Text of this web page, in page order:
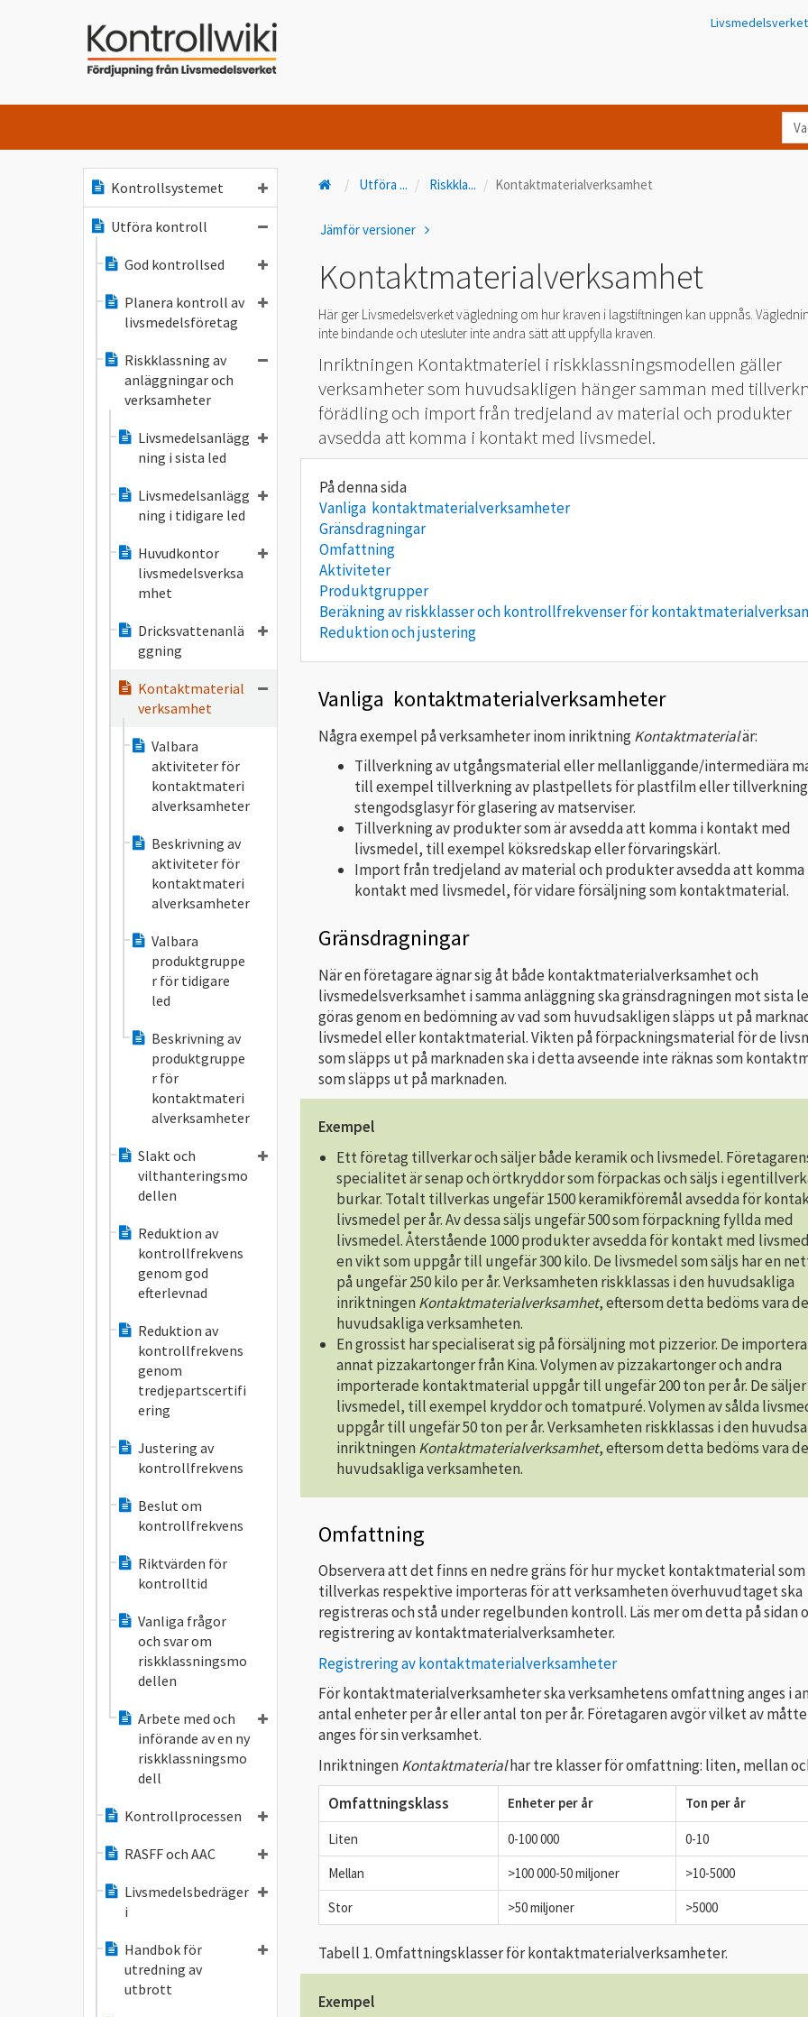
Livsmedelsverket
Vad
Kontrollsystemet
Utföra kontroll
God kontrollsed
Planera kontroll av
livsmedelsföretag
Riskklassning av
anläggningar och
verksamheter
Livsmedelsanlägg
ning i sista led
Livsmedelsanlägg
ning i tidigare led
Huvudkontor
livsmedelsverksa
mhet
Dricksvattenanlä
ggning
Kontaktmaterial
verksamhet
Valbara
aktiviteter för
kontaktmateri
alverksamheter
Beskrivning av
aktiviteter för
kontaktmateri
alverksamheter
Valbara
produktgruppe
r för tidigare
led
Beskrivning av
produktgruppe
r för
kontaktmateri
alverksamheter
Slakt och
vilthanteringsmo
dellen
Reduktion av
kontrollfrekvens
genom god
efterlevnad
Reduktion av
kontrollfrekvens
genom
tredjepartscertifi
ering
Justering av
kontrollfrekvens
Beslut om
kontrollfrekvens
Riktvärden för
kontrolltid
Vanliga frågor
och svar om
riskklassningsmo
dellen
Arbete med och
införande av en ny
riskklassningsmo
dell
Kontrollprocessen
RASFF och AAC
Livsmedelsbedräger
i
Handbok för
utredning av
utbrott
Utföra... Riskkla... Kontaktmaterialverksamhet
Jämför versioner
Kontaktmaterialverksamhet
Här ger Livsmedelsverket vägledning om hur kraven i lagstiftningen kan uppnås.
inte bindande och utesluter inte andra sätt att uppfylla kraven.
Inriktningen Kontaktmateriel i riskklassningsmodellen gäller
verksamheter som huvudsakligen hänger samman med
förädling och import från tredjeland av material och produkter
avsedda att komma i kontakt med livsmedel.
Vanliga kontaktmaterialverksamheter
Gränsdragningar
Omfattning
Aktiviteter
Produktgrupper
Beräkning av riskklasser och kontrollfrekvenser för
Reduktion och justering
Vanliga kontaktmaterialverksamheter
Några exempel på verksamheter inom inriktningKontaktmaterialär:
Tillverkning av utgångsmaterial eller mellanliggande/intermediära
till exempel tillverkning av plastpellets för plastfilm eller
stengodsglasyr för glasering av matserviser.
Tillverkning av produkter som är avsedda att komma i kontakt med
livsmedel, till exempel köksredskap eller förvaringskärl.
Import från tredjeland av material och produkter avsedda att komma
kontakt med livsmedel, för vidare försäljning som kontaktmaterial.
Gränsdragningar
När en företagare ägnar sig åt både kontaktmaterialverksamhet och
livsmedelsverksamhet i samma anläggning ska gränsdragningen mot sista
göras genom en bedömning av vad som huvudsakligen släpps ut på
livsmedel eller kontaktmaterial. Vikten på förpackningsmaterial för de
som släpps ut på marknaden ska i detta avseende inte räknas som
som släpps ut på marknaden.
Exempel
Ett företag tillverkar och säljer både keramik och livsmedel.
specialitet är senap och örtkryddor som förpackas och säljs i
burkar. Totalt tillverkas ungefär 1500 keramikföremål avsedda för
livsmedel per år. Av dessa säljs ungefär 500 som förpackning fyllda med
livsmedel. Återstående 1000 produkter avsedda för kontakt med
en vikt som uppgår till ungefär 300 kilo. De livsmedel som säljs har en
på ungefär 250 kilo per år. Verksamheten riskklassas i den huvudsakliga
inriktningen Kontaktmaterialverksamhet, eftersom detta bedöms vara
huvudsakliga verksamheten.
En grossist har specialiserat sig på försäljning mot pizzerior. De
annat pizzakartonger från Kina. Volymen av pizzakartonger och andra
importerade kontaktmaterial uppgår till ungefär 200 ton per år. De säljer
livsmedel, till exempel kryddor och tomatpuré. Volymen av sålda
uppgår till ungefär 50 ton per år. Verksamheten riskklassas i den
inriktningen Kontaktmaterialverksamhet, eftersom detta bedöms vara
huvudsakliga verksamheten.
Omfattning
Observera att det finns en nedre gräns för hur mycket kontaktmaterial som
tillverkas respektive importeras för att verksamheten överhuvudtaget ska
registreras och stå under regelbunden kontroll. Läs mer om detta på sidan
registrering av kontaktmaterialverksamheter.
Registrering av kontaktmaterialverksamheter
För kontaktmaterialverksamheter ska verksamhetens omfattning anges i
antal enheter per år eller antal ton per år. Företagaren avgör vilket av
anges för sin verksamhet.
InriktningenKontaktmaterialhar tre klasser för omfattning: liten, mellan
Omfattningsklass Enheter per år Ton per år
Liten 0-100 000
0-10
Mellan
>100 000-50 miljoner
>10-5000
Stor
>50 miljoner >5000
Tabell 1. Omfattningsklasser för kontaktmaterialverksamheter.
Exempel